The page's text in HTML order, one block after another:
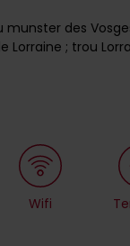
munster des
Lorraine ; trou
Wifi